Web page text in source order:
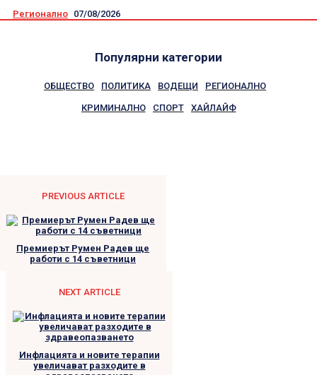
Регионално 07/08/2026
Популярни категории
ОБЩЕСТВО ПОЛИТИКА ВОДЕЩИ РЕГИОНАЛНО
КРИМИНАЛНО СПОРТ ХАЙЛАЙФ
PREVIOUS ARTICLE
Премиерът Румен Радев ще
работи с 14 съветници
NEXT ARTICLE
Инфлацията и новите терапии
увеличават разходите в